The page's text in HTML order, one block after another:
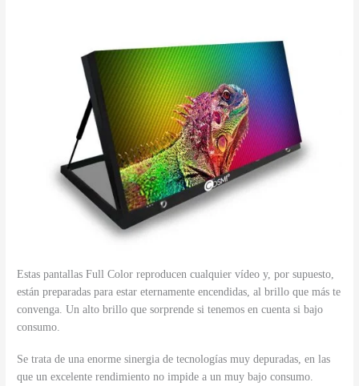
Estas pantallas Full Color reproducen cualquier vídeo y, por supuesto,
están preparadas para estar eternamente encendidas, al brillo que más te
convenga. Un alto brillo que sorprende si tenemos en cuenta si bajo
consumo.
Se trata de una enorme sinergia de tecnologías muy depuradas, en las
que un excelente rendimiento no impide a un muy bajo consumo.